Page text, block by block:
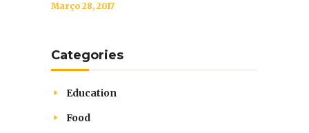
Março 28, 2017
Categories
Education
Food